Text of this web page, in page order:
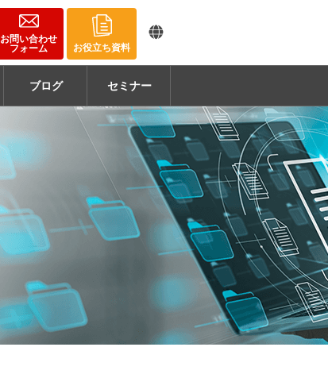
お問い合わせ
フォーム
お役立ち資料
ブログ セミナー